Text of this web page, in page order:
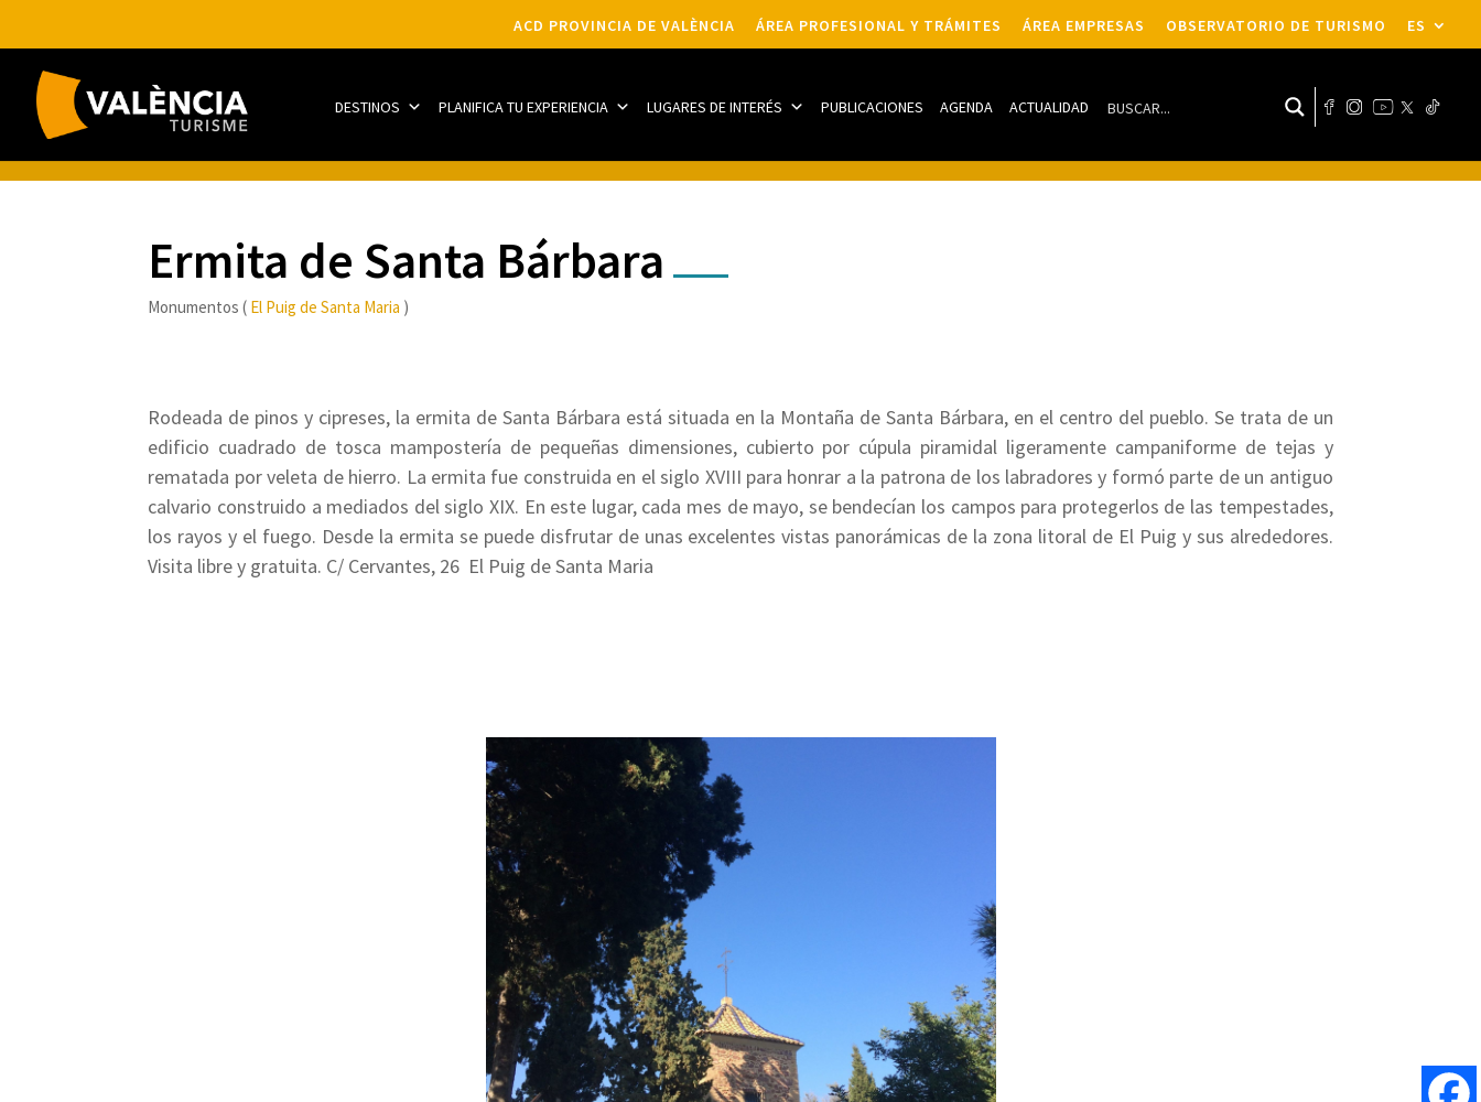
ACD PROVINCIA DE VALÈNCIA ÁREA PROFESIONAL Y TRÁMITES ÁREA EMPRESAS OBSERVATORIO DE TURISMO ES
DESTINOS PLANIFICA TU EXPERIENCIA LUGARES DE INTERÉS PUBLICACIONES AGENDA ACTUALIDAD
Ermita de Santa Bárbara
Monumentos ( El Puig de Santa Maria )
Rodeada de pinos y cipreses, la ermita de Santa Bárbara está situada en la Montaña de Santa Bárbara, en el centro del pueblo. Se trata de un
edificio cuadrado de tosca mampostería de pequeñas dimensiones, cubierto por cúpula piramidal ligeramente campaniforme de tejas y
rematada por veleta de hierro. La ermita fue construida en el siglo XVIII para honrar a la patrona de los labradores y formó parte de un antiguo
calvario construido a mediados del siglo XIX. En este lugar, cada mes de mayo, se bendecían los campos para protegerlos de las tempestades,
los rayos y el fuego. Desde la ermita se puede disfrutar de unas excelentes vistas panorámicas de la zona litoral de El Puig y sus alrededores.
Visita libre y gratuita. C/ Cervantes, 26  El Puig de Santa Maria